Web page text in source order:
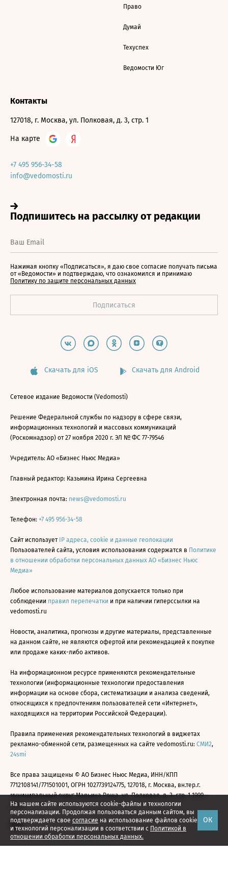
На нашем сайте используются cookie-файлы и технологии
персонализации. Продолжая пользоваться данным сайтом, вы
подтверждаете свое согласие на использование файлов cookie
и технологий персонализации в соответствии с Политикой в
отношении обработки персональных данных.
ОК
Право
Думай
Техуспех
Ведомости Юг
Контакты
127018, г. Москва, ул. Полковая, д. 3, стр. 1
На карте
+7 495 956-34-58
info@vedomosti.ru
Нажимая кнопку «Подписаться», я даю свое согласие получать письма
от «Ведомости» и подтверждаю, что ознакомился и принимаю
Политику по защите персональных данных
Скачать для iOS Скачать для Android
Сетевое издание Ведомости (Vedomosti)
Решение Федеральной службы по надзору в сфере связи,
информационных технологий и массовых коммуникаций
(Роскомнадзор) от 27 ноября 2020 г. ЭЛ № ФС 77-79546
Учредитель: АО «Бизнес Ньюс Медиа»
Главный редактор: Казьмина Ирина Сергеевна
Электронная почта: news@vedomosti.ru
Телефон: +7 495 956-34-58
Сайт использует IP адреса, cookie и данные геолокации
Пользователей сайта, условия использования содержатся в Политике
в отношении обработки персональных данных АО «Бизнес Ньюс
Медиа»
Любое использование материалов допускается только при
соблюдении правил перепечатки и при наличии гиперссылки на
vedomosti.ru
Новости, аналитика, прогнозы и другие материалы, представленные
на данном сайте, не являются офертой или рекомендацией к покупке
или продаже каких-либо активов.
На информационном ресурсе применяются рекомендательные
технологии (информационные технологии предоставления
информации на основе сбора, систематизации и анализа сведений,
относящихся к предпочтениям пользователей сети «Интернет»,
находящихся на территории Российской Федерации).
Правила применения рекомендательных технологий в виджетах
рекламно-обменной сети, размещенных на сайте vedomosti.ru: СМИ2,
24smi
Все права защищены © АО Бизнес Ньюс Медиа, ИНН/КПП
7712108141/771501001, ОГРН 1027739124775, 127018, г. Москва, вн.тер.г.
муниципальный округ Марьина Роща, ул. Полковая, д. 3, стр. 1 1999—
2026